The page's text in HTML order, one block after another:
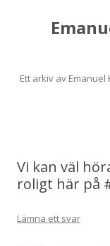
Ett arkiv av
Vi kan väl
roligt här på
Lämna ett svar